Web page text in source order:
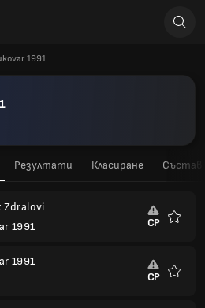
1991
Резултати Класиране Състав
Zdralovi
1991
СР
1991
СР